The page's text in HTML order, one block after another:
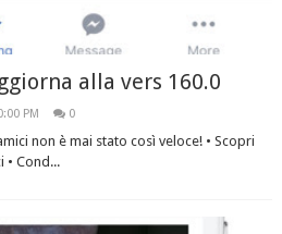
alla vers 160.0
PM 0
non è mai stato così veloce! • Scopri
• Cond...